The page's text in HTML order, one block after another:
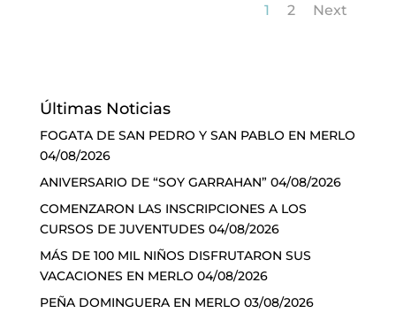
1 2 Next
Últimas Noticias
FOGATA DE SAN PEDRO Y SAN PABLO EN MERLO
04/08/2026
ANIVERSARIO DE “SOY GARRAHAN” 04/08/2026
COMENZARON LAS INSCRIPCIONES A LOS
CURSOS DE JUVENTUDES 04/08/2026
MÁS DE 100 MIL NIÑOS DISFRUTARON SUS
VACACIONES EN MERLO 04/08/2026
PEÑA DOMINGUERA EN MERLO 03/08/2026